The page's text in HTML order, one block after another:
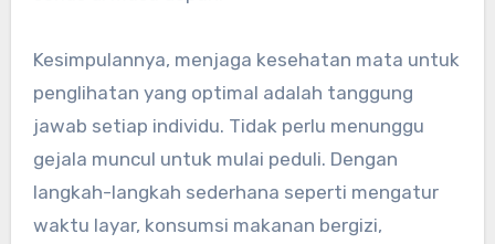
Kesimpulannya, menjaga kesehatan mata untuk
penglihatan yang optimal adalah tanggung
jawab setiap individu. Tidak perlu menunggu
gejala muncul untuk mulai peduli. Dengan
langkah-langkah sederhana seperti mengatur
waktu layar, konsumsi makanan bergizi,